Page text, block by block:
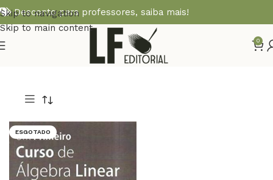
Skip to navigation
Skip to main content
Desconto para professores, saiba mais!
0
ESGOTADO